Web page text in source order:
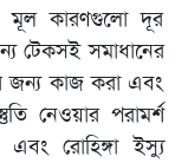
মূল কারণগুলো দূর
টেকসই সমাধানের
জন্য কাজ করা এবং
নেওয়ার পরামর্শ
এবং রোহিঙ্গা ইস্যু